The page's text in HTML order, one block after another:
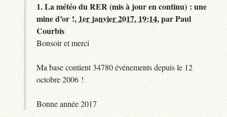
1.La météo du RER (mis à jour en continu) : une
mine d’or !, 1er janvier 2017, 19:14,parPaul
Courbis
Bonsoir et merci
Ma base contient 34780 événements depuis le 12
octobre 2006 !
Bonne année 2017